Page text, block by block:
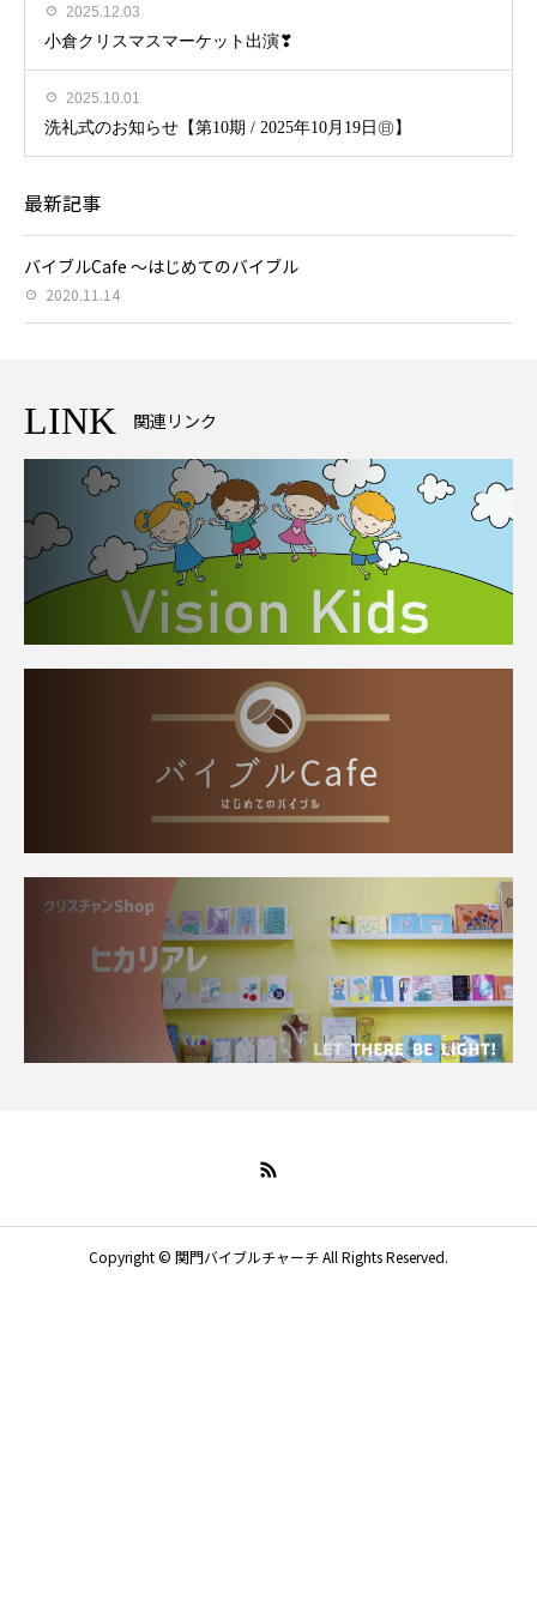
2025.12.03
小倉クリスマスマーケット出演❣
2025.10.01
洗礼式のお知らせ【第10期 / 2025年10月19日㊐】
最新記事
バイブルCafe ～はじめてのバイブル
2020.11.14
LINK 関連リンク
Copyright © 関門バイブルチャーチ All Rights Reserved.